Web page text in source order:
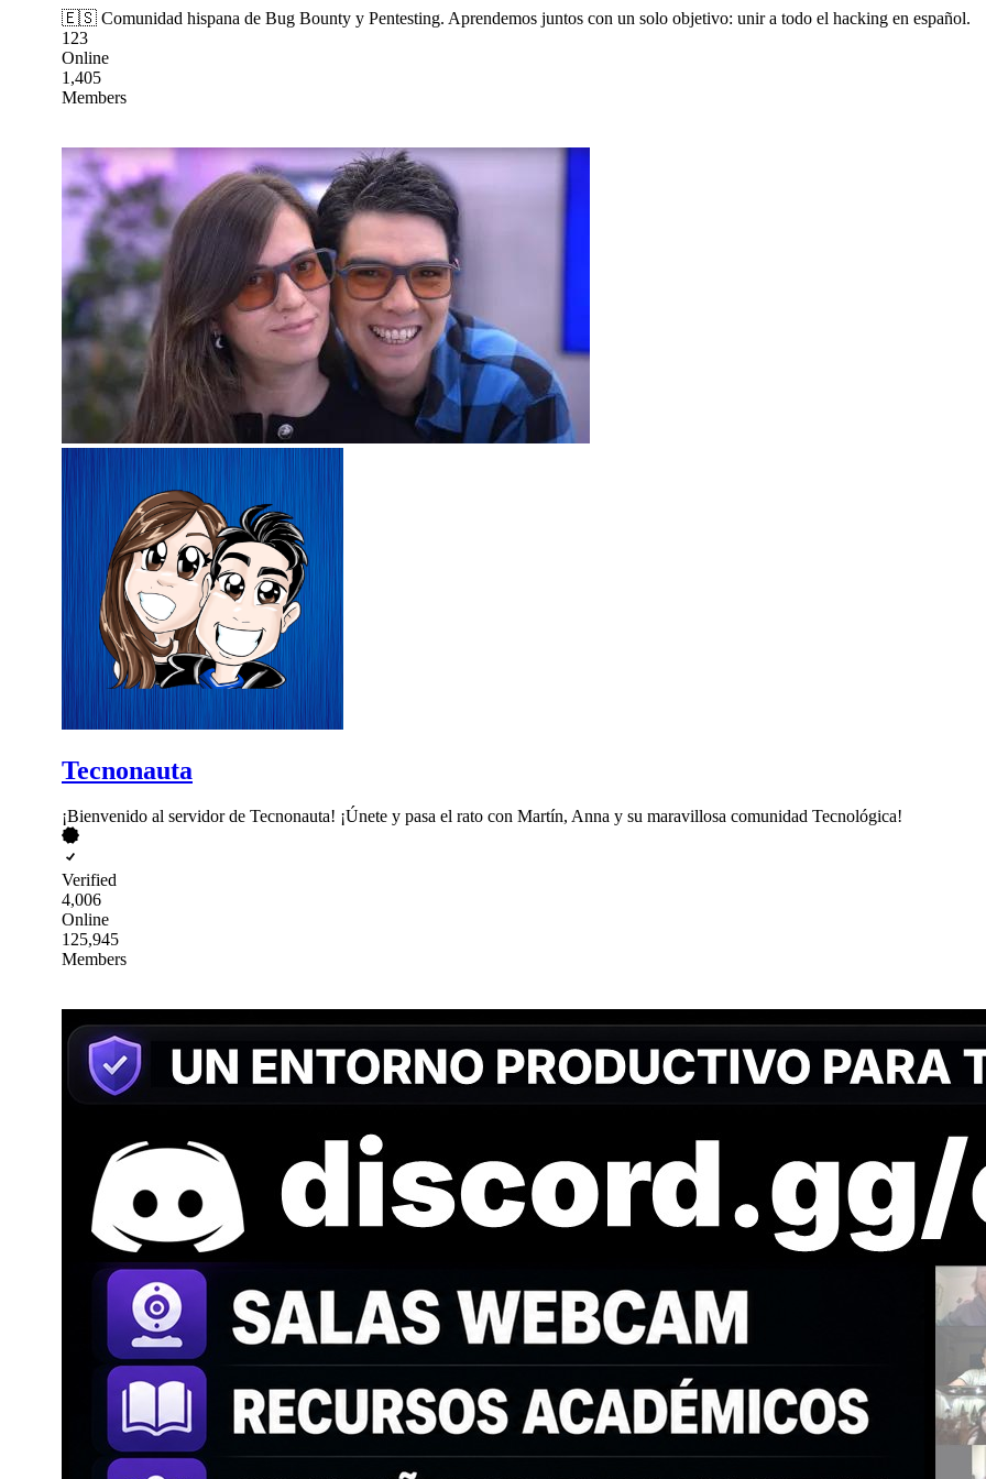
🇪🇸 Comunidad hispana de Bug Bounty y Pentesting. Aprendemos juntos con un solo objetivo: unir a todo el hacking en español.
123
Online
1,405
Members
Tecnonauta
¡Bienvenido al servidor de Tecnonauta! ¡Únete y pasa el rato con Martín, Anna y su maravillosa comunidad Tecnológica!
Verified
4,006
Online
125,945
Members